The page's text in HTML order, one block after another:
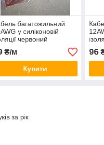
багатожильний
у силіконовій
червоний
₴/м
Купити
96
за рік